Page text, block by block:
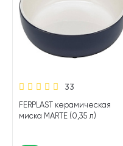
33
FERPLAST керамическая
миска MARTE (0,35 л)